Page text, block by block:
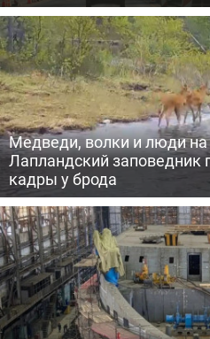
Медведи, волки и люди на
Лапландский заповедник
кадры у брода